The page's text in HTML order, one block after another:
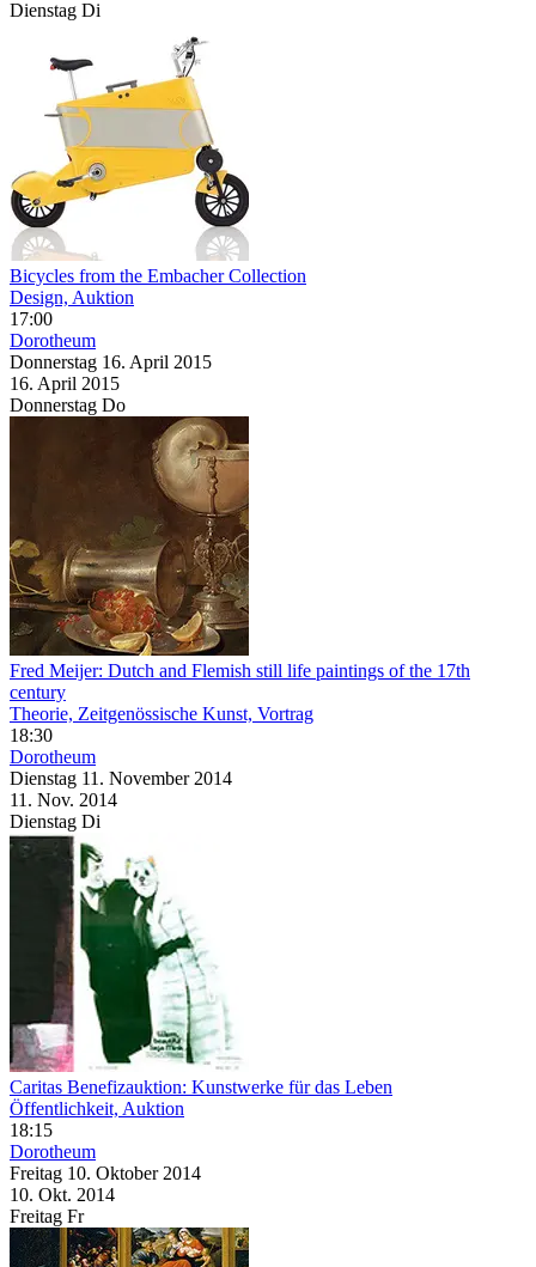
Dienstag Di
Bicycles from the Embacher Collection
Design, Auktion
17:00
Dorotheum
Donnerstag 16. April 2015
16. April 2015
Donnerstag Do
Fred Meijer: Dutch and Flemish still life paintings of the 17th
century
Theorie, Zeitgenössische Kunst, Vortrag
18:30
Dorotheum
Dienstag 11. November 2014
11. Nov. 2014
Dienstag Di
Caritas Benefizauktion: Kunstwerke für das Leben
Öffentlichkeit, Auktion
18:15
Dorotheum
Freitag 10. Oktober 2014
10. Okt. 2014
Freitag Fr